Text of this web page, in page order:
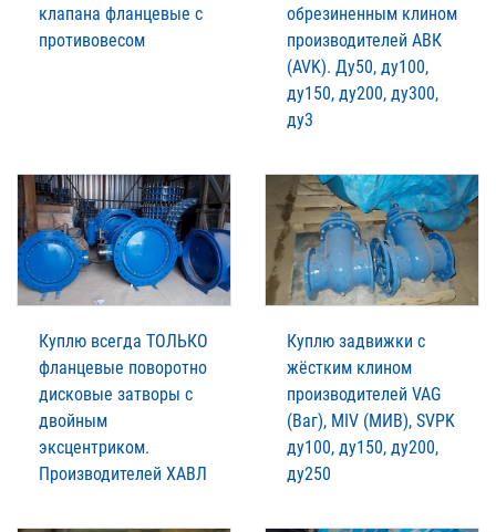
клапана фланцевые с
противовесом
обрезиненным клином
производителей АВК
(AVK). Ду50, ду100,
ду150, ду200, ду300,
ду3
Куплю всегда ТОЛЬКО
фланцевые поворотно
дисковые затворы с
двойным
эксцентриком.
Производителей XАВЛ
Куплю задвижки с
жёстким клином
производителей VAG
(Ваг), MIV (МИВ), SVPK
ду100, ду150, ду200,
ду250